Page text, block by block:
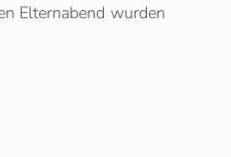
Elternabend wurden